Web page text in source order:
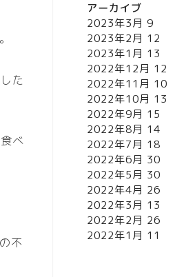
た
べ
不
アーカイブ
2023年3月 9
2023年2月 12
2023年1月 13
2022年12月 12
2022年11月 10
2022年10月 13
2022年9月 15
2022年8月 14
2022年7月 18
2022年6月 30
2022年5月 30
2022年4月 26
2022年3月 13
2022年2月 26
2022年1月 11